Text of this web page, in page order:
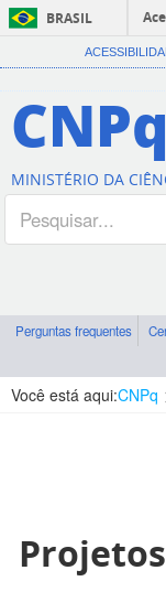
BRASIL
CNPq
MINISTÉRIO DA
Perguntas frequentes
Você está aqui:CNPq